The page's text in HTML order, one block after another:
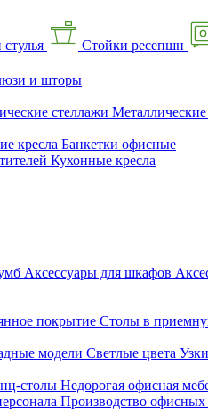
Стойки ресепшн
и шторы
стеллажи
кресла Банкетки офисные
Кухонные кресла
Аксессуары для шкафов
покрытие Столы в
модели Светлые цвета
столы Недорогая офисная
Производство офисных